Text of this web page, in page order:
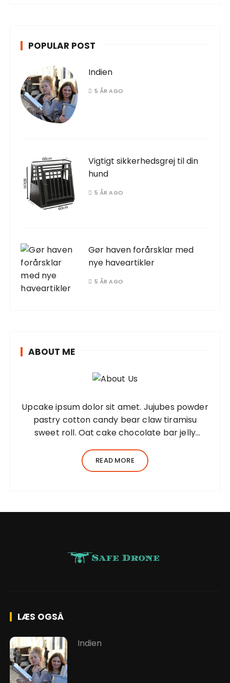
POPULAR POST
Indien
5 ÅR AGO
Vigtigt sikkerhedsgrej til din
hund
5 ÅR AGO
Gør haven forårsklar med
nye haveartikler
5 ÅR AGO
ABOUT ME
Upcake ipsum dolor sit amet. Jujubes powder
pastry cotton candy bear claw tiramisu
sweet roll. Oat cake chocolate bar jelly
adipiscing elit, sed do eiusmod tempor
incididunt ut…
READ MORE
LÆS OGSÅ
Indien